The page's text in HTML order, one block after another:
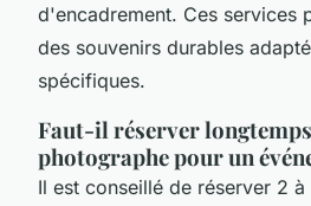
d'encadrement. Ces services
des souvenirs durables
spécifiques.
Faut-il réserver
photographe pour un
Il est conseillé de réserver 2